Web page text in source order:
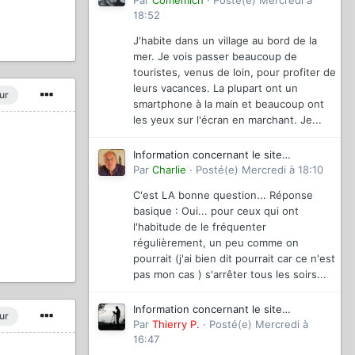
18:52
J'habite dans un village au bord de la
mer. Je vois passer beaucoup de
touristes, venus de loin, pour profiter de
leurs vacances. La plupart ont un
smartphone à la main et beaucoup ont
les yeux sur l'écran en marchant. Je...
Information concernant le site
magazinevideo
Par Charlie · Posté(e) Mercredi à 18:10
C'est LA bonne question... Réponse
basique : Oui... pour ceux qui ont
l'habitude de le fréquenter
régulièrement, un peu comme on
pourrait (j'ai bien dit pourrait car ce n'est
pas mon cas ) s'arrêter tous les soirs...
Information concernant le site
magazinevideo
Par Thierry P. · Posté(e) Mercredi à
16:47